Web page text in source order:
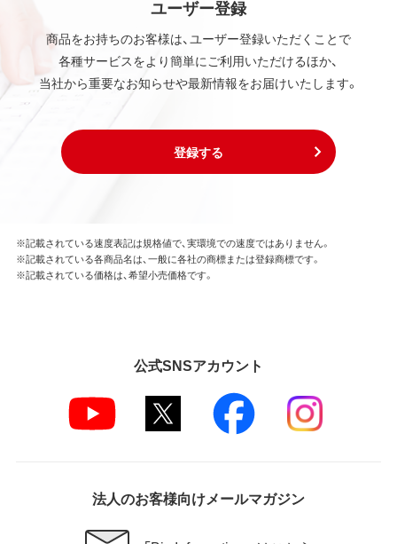
ユーザー登録
商品をお持ちのお客様は、ユーザー登録いただくことで
各種サービスをより簡単にご利用いただけるほか、
当社から重要なお知らせや最新情報をお届けいたします。
登録する
※記載されている速度表記は規格値で、実環境での速度ではありません。
※記載されている各商品名は、一般に各社の商標または登録商標です。
※記載されている価格は、希望小売価格です。
公式SNSアカウント
法人のお客様向けメールマガジン